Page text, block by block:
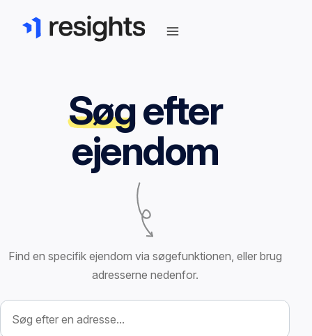
Søgefter
ejendom
Find en specifik ejendom via søgefunktionen, eller brug
adresserne nedenfor.
Søg efter ejendom